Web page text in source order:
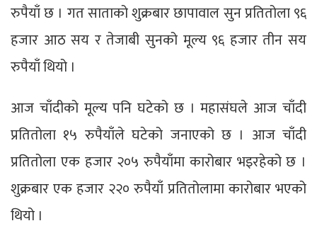
रुपैयाँ छ । गत साताको शुक्रबार छापावाल सुन प्रतितोला ९६
हजार आठ सय र तेजाबी सुनको मूल्य ९६ हजार तीन सय
रुपैयाँ थियो ।
आज चाँदीको मूल्य पनि घटेको छ । महासंघले आज चाँदी
प्रतितोला १५ रुपैयाँले घटेको जनाएको छ । आज चाँदी
प्रतितोला एक हजार २०५ रुपैयाँमा कारोबार भइरहेको छ ।
शुक्रबार एक हजार २२० रुपैयाँ प्रतितोलामा कारोबार भएको
थियो ।